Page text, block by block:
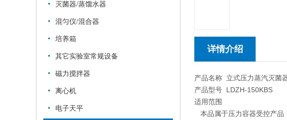
灭菌器/蒸馏水器
混匀仪/混合器
培养箱
其它实验室常规设备
磁力搅拌器
离心机
电子天平
详情介绍
产品名称 立式压力蒸汽灭菌
产品型号 LDZH-150KBS
适用范围
本品属于压力容器受控产品